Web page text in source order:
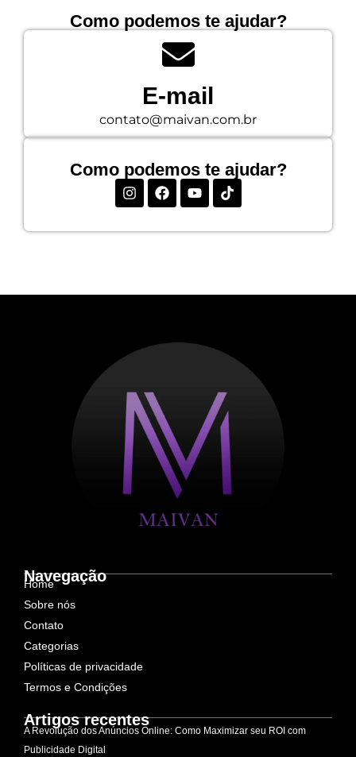
Como podemos te ajudar?
E-mail
contato@maivan.com.br
Como podemos te ajudar?
Navegação
Home
Sobre nós
Contato
Categorias
Políticas de privacidade
Termos e Condições
Artigos recentes
A Revolução dos Anúncios Online: Como Maximizar seu ROI com
Publicidade Digital